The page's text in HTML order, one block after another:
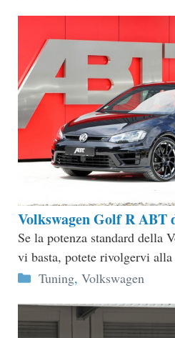
Volkswagen Golf R ABT
Se la potenza standard della
vi basta, potete rivolgervi alla
Categorie
Tuning, Volkswagen